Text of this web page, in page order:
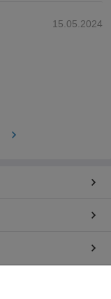
15.05.2024